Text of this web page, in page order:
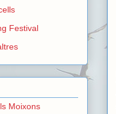
Festival
Moixons